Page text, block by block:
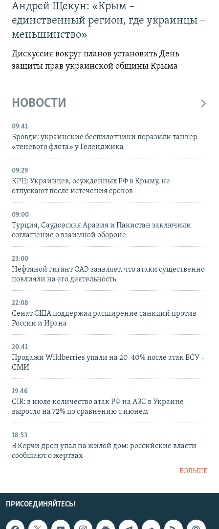
Андрей Щекун: «Крым –
единственный регион, где украинцы –
меньшинство»
Дискуссия вокруг планов установить День
защиты прав украинской общины Крыма
НОВОСТИ
09:41
Бровди: украинские беспилотники поразили танкер
«теневого флота» у Геленджика
09:29
КРЦ: Украинцев, осужденных РФ в Крыму, не
отпускают после истечения сроков
09:00
Турция, Саудовская Аравия и Пакистан заключили
соглашение о взаимной обороне
23:00
Нефтяной гигант ОАЭ заявляет, что атаки существенно
повлияли на его деятельность
22:08
Сенат США поддержал расширение санкций против
России и Ирана
20:41
Продажи Wildberries упали на 20-40% после атак ВСУ –
СМИ
19:46
CIR: в июле количество атак РФ на АЗС в Украине
выросло на 72% по сравнению с июнем
18:53
В Керчи дрон упал на жилой дом: российские власти
сообщают о жертвах
БОЛЬШЕ
ПРИСОЕДИНЯЙТЕСЬ!